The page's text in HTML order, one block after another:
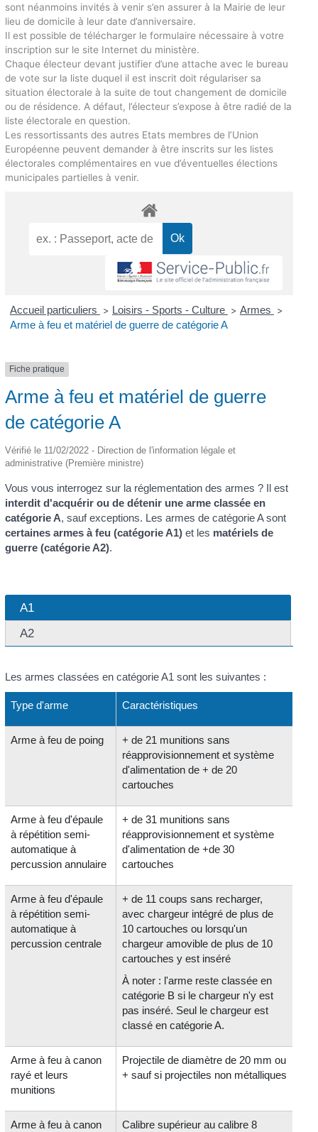
sont néanmoins invités à venir s’en assurer à la Mairie de leur
lieu de domicile à leur date d’anniversaire.
Il est possible de télécharger le formulaire nécessaire à votre
inscription sur le site Internet du ministère.
Chaque électeur devant justifier d’une attache avec le bureau
de vote sur la liste duquel il est inscrit doit régulariser sa
situation électorale à la suite de tout changement de domicile
ou de résidence. A défaut, l’électeur s’expose à être radié de la
liste électorale en question.
Les ressortissants des autres Etats membres de l’Union
Européenne peuvent demander à être inscrits sur les listes
électorales complémentaires en vue d’éventuelles élections
municipales partielles à venir.
Accueil particuliers > Loisirs - Sports - Culture > Armes >
Arme à feu et matériel de guerre de catégorie A
Fiche pratique
Arme à feu et matériel de guerre
de catégorie A
Vérifié le 11/02/2022 - Direction de l'information légale et
administrative (Première ministre)
Vous vous interrogez sur la réglementation des armes ? Il est
interdit d'acquérir ou de détenir une arme classée en
catégorie A, sauf exceptions. Les armes de catégorie A sont
certaines armes à feu (catégorie A1) et les matériels de
guerre (catégorie A2).
A1
A2
Les armes classées en catégorie A1 sont les suivantes :
Type d'arme Caractéristiques
Arme à feu de poing
+ de 21 munitions sans
réapprovisionnement et système
d'alimentation de + de 20
cartouches
Arme à feu d'épaule
à répétition semi-
automatique à
percussion annulaire
+ de 31 munitions sans
réapprovisionnement et système
d'alimentation de +de 30
cartouches
Arme à feu d'épaule
à répétition semi-
automatique à
percussion centrale
+ de 11 coups sans recharger,
avec chargeur intégré de plus de
10 cartouches ou lorsqu'un
chargeur amovible de plus de 10
cartouches y est inséré
À noter : l'arme reste classée en
catégorie B si le chargeur n'y est
pas inséré. Seul le chargeur est
classé en catégorie A.
Arme à feu à canon
rayé et leurs
munitions
Projectile de diamètre de 20 mm ou
+ sauf si projectiles non métalliques
Arme à feu à canon
Calibre supérieur au calibre 8